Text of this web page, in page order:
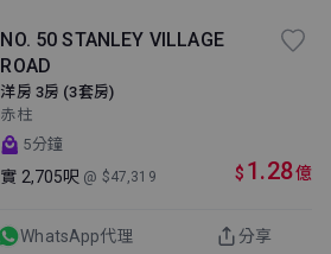
NO. 50 STANLEY VILLAGE
ROAD
洋房 3房 (3套房)
赤柱
5分鐘
實 2,705呎 @ $47,319 $ 1.28億
WhatsApp代理 分享